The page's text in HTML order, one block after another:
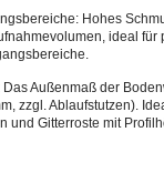
Hohes
ideal für
Außenmaß der
zzgl. Ablaufstutzen).
und Gitterroste mit